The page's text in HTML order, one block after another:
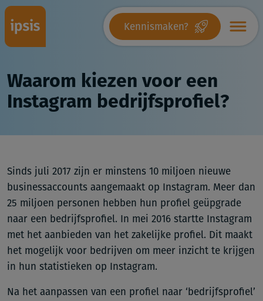
Kennismaken?
Waarom kiezen voor een
Instagram bedrijfsprofiel?
Sinds juli 2017 zijn er minstens 10 miljoen nieuwe
businessaccounts aangemaakt op Instagram. Meer dan
25 miljoen personen hebben hun profiel geüpgrade
naar een bedrijfsprofiel. In mei 2016 startte Instagram
met het aanbieden van het zakelijke profiel. Dit maakt
het mogelijk voor bedrijven om meer inzicht te krijgen
in hun statistieken op Instagram.
Na het aanpassen van een profiel naar ‘bedrijfsprofiel’